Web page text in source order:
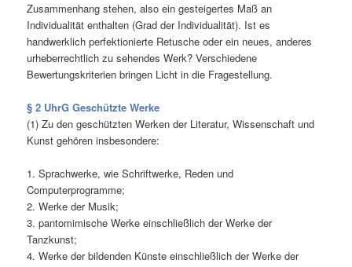
Zusammenhang stehen, also ein gesteigertes Maß an
Individualität enthalten (Grad der Individualität). Ist es
handwerklich perfektionierte Retusche oder ein neues, anderes
urheberrechtlich zu sehendes Werk? Verschiedene
Bewertungskriterien bringen Licht in die Fragestellung.
§ 2 UhrG Geschützte Werke
(1) Zu den geschützten Werken der Literatur, Wissenschaft und
Kunst gehören insbesondere:
1. Sprachwerke, wie Schriftwerke, Reden und
Computerprogramme;
2. Werke der Musik;
3. pantomimische Werke einschließlich der Werke der
Tanzkunst;
4. Werke der bildenden Künste einschließlich der Werke der